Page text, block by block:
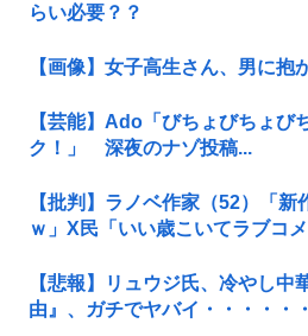
らい必要？？
【画像】女子高生さん、男に抱
【芸能】Ado「びちょびちょ
ク！」 深夜のナゾ投稿...
【批判】ラノベ作家（52）「新
ｗ」X民「いい歳こいてラブコ
【悲報】リュウジ氏、冷やし中
由』、ガチでヤバイ・・・・・・